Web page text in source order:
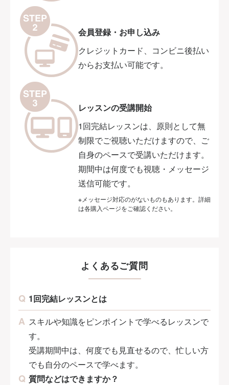
会員登録・お申し込み
クレジットカード、コンビニ後払い
からお支払い可能です。
レッスンの受講開始
1回完結レッスンは、原則として無
制限でご視聴いただけますので、ご
自身のペースで受講いただけます。
期間中は何度でも視聴・メッセージ
送信可能です。
※メッセージ対応のがないものもあります。詳細
は各購入ページをご確認ください。
よくあるご質問
1回完結レッスンとは
スキルや知識をピンポイントで学べるレッスンで
す。
受講期間中は、何度でも見直せるので、忙しい方
でも自分のペースで学べます。
質問などはできますか？